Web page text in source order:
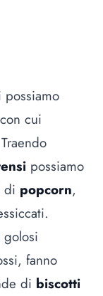
cui
possiamo
di popcorn,
fanno
di biscotti